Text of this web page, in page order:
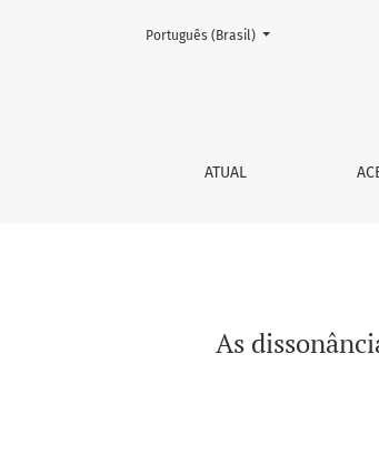
As dissonâncias do sistema
ATUAL
Mudar o idioma. O atual é:
Português (Brasil)
As